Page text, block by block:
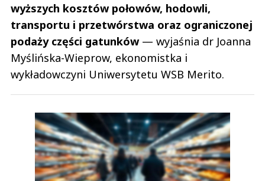
wyższych kosztów połowów, hodowli,
transportu i przetwórstwa oraz ograniczonej
podaży części gatunków — wyjaśnia dr Joanna
Myślińska-Wieprow, ekonomistka i
wykładowczyni Uniwersytetu WSB Merito.